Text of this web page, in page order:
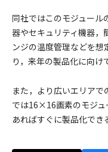
同社ではこのモジュール
器やセキュリティ機器，
ンジの温度管理などを
り，来年の製品化に向け
また，より広いエリア
では16×16画素のモジュ
あればすぐに製品化でき